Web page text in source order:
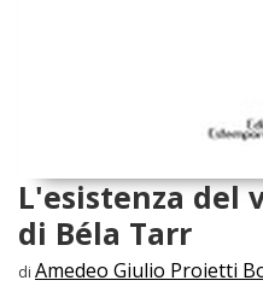
L'esistenza del
di Béla Tarr
di Amedeo Giulio Proietti